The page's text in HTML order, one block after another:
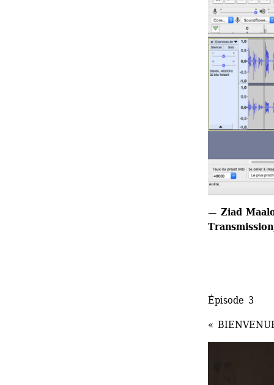
— Ziad
Épisode 3
«